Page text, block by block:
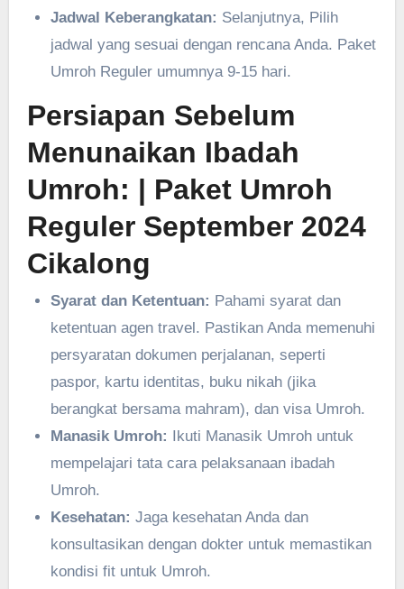
Jadwal Keberangkatan: Selanjutnya, Pilih
jadwal yang sesuai dengan rencana Anda. Paket
Umroh Reguler umumnya 9-15 hari.
Persiapan Sebelum
Menunaikan Ibadah
Umroh: | Paket Umroh
Reguler September 2024
Cikalong
Syarat dan Ketentuan: Pahami syarat dan
ketentuan agen travel. Pastikan Anda memenuhi
persyaratan dokumen perjalanan, seperti
paspor, kartu identitas, buku nikah (jika
berangkat bersama mahram), dan visa Umroh.
Manasik Umroh: Ikuti Manasik Umroh untuk
mempelajari tata cara pelaksanaan ibadah
Umroh.
Kesehatan: Jaga kesehatan Anda dan
konsultasikan dengan dokter untuk memastikan
kondisi fit untuk Umroh.